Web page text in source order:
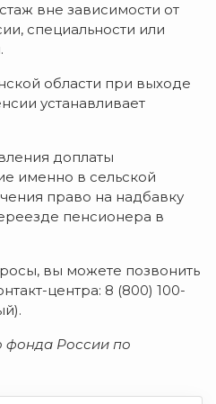
вне зависимости от
специальности или
области при выходе
устанавливает
доплаты
именно в сельской
право на надбавку
пенсионера в
вы можете позвонить
центра: 8 (800) 100-
фонда России по